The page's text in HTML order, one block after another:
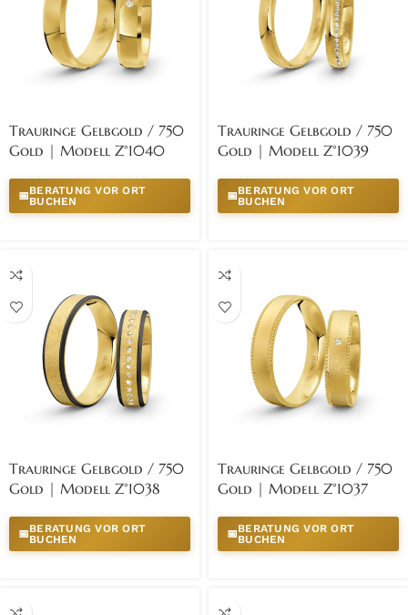
Trauringe Gelbgold / 750
Gold | Modell Z°1040
📅BERATUNG VOR ORT
BUCHEN
Trauringe Gelbgold / 750
Gold | Modell Z°1039
📅BERATUNG VOR ORT
BUCHEN
Trauringe Gelbgold / 750
Gold | Modell Z°1038
📅BERATUNG VOR ORT
BUCHEN
Trauringe Gelbgold / 750
Gold | Modell Z°1037
📅BERATUNG VOR ORT
BUCHEN